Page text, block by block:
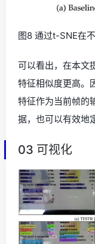
图8 通过t-SNE在
可以看出，在本文
特征相似度更高。
特征作为当前帧的
据，也可以有效地
03 可视化